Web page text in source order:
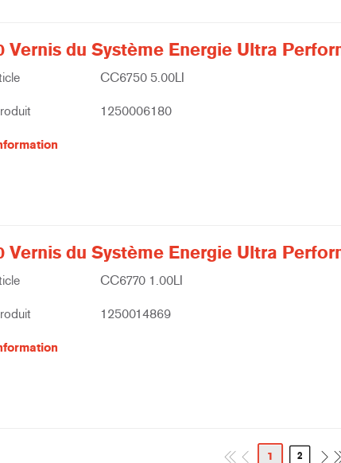
Vernis du Système Energie Ultra
CC6750 5.00LI
1250006180
Vernis du Système Energie Ultra
CC6770 1.00LI
1250014869
1 2